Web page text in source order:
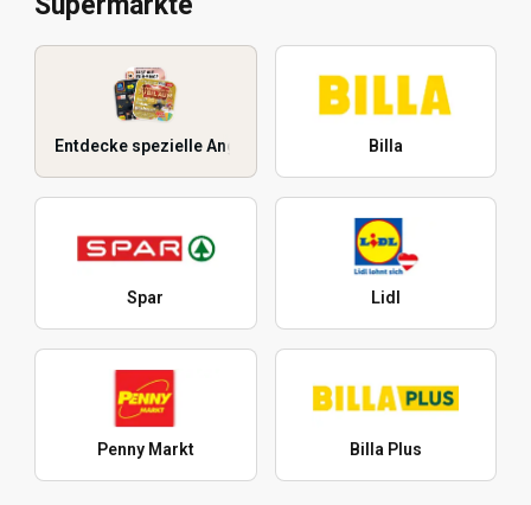
Entdecke spezielle Angebote Billa
Spar Lidl
Penny Markt Billa Plus